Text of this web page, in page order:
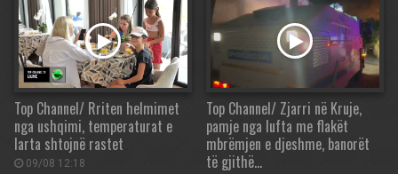
Top Channel/ Rriten helmimet
nga ushqimi, temperaturat e
larta shtojnë rastet
09/08 12:18
Top Channel/ Zjarri në Kruje,
pamje nga lufta me flakët
mbrëmjen e djeshme, banorët
të gjithë…